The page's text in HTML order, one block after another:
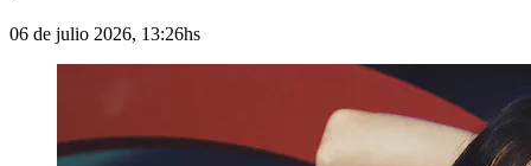
06 de julio 2026, 13:26hs